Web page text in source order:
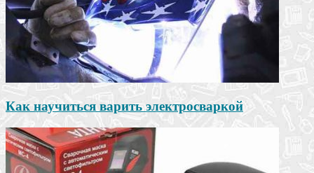
Как научиться варить электросваркой